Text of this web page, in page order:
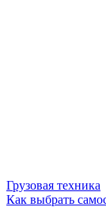
Грузовая техника
Как выбрать